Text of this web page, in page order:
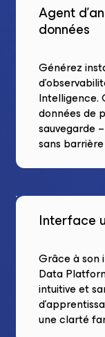
Agent
données
Générez
Intelligence.
données de
sauvegarde
sans
Interface
Grâce à son
Data
intuitive et
une clarté